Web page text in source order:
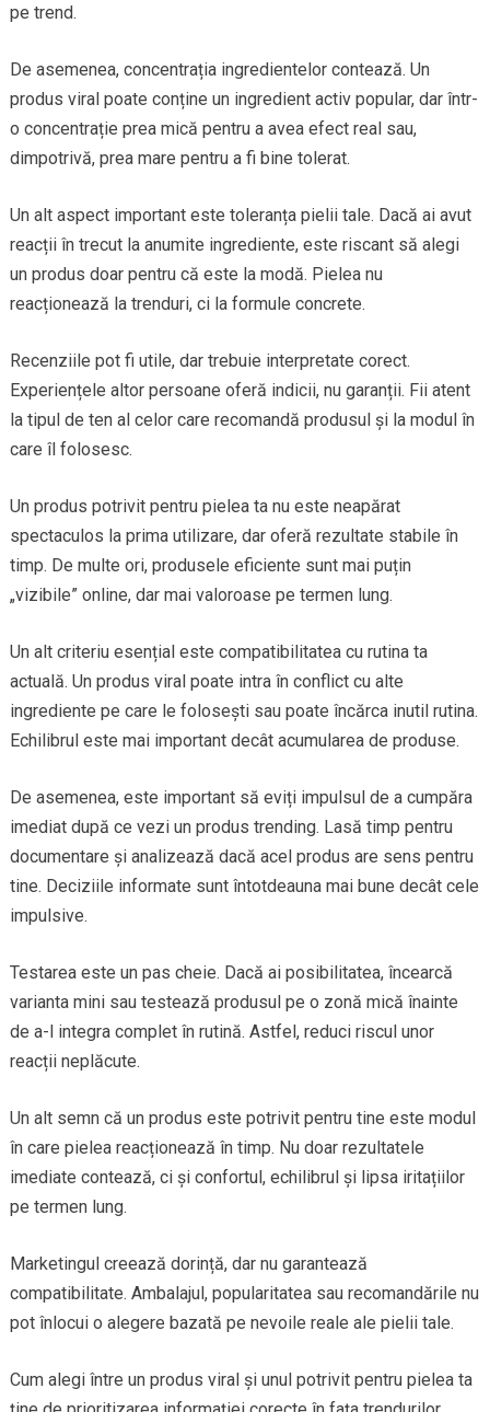
pe trend.
De asemenea, concentrația ingredientelor contează. Un
produs viral poate conține un ingredient activ popular, dar într-
o concentrație prea mică pentru a avea efect real sau,
dimpotrivă, prea mare pentru a fi bine tolerat.
Un alt aspect important este toleranța pielii tale. Dacă ai avut
reacții în trecut la anumite ingrediente, este riscant să alegi
un produs doar pentru că este la modă. Pielea nu
reacționează la trenduri, ci la formule concrete.
Recenziile pot fi utile, dar trebuie interpretate corect.
Experiențele altor persoane oferă indicii, nu garanții. Fii atent
la tipul de ten al celor care recomandă produsul și la modul în
care îl folosesc.
Un produs potrivit pentru pielea ta nu este neapărat
spectaculos la prima utilizare, dar oferă rezultate stabile în
timp. De multe ori, produsele eficiente sunt mai puțin
„vizibile” online, dar mai valoroase pe termen lung.
Un alt criteriu esențial este compatibilitatea cu rutina ta
actuală. Un produs viral poate intra în conflict cu alte
ingrediente pe care le folosești sau poate încărca inutil rutina.
Echilibrul este mai important decât acumularea de produse.
De asemenea, este important să eviți impulsul de a cumpăra
imediat după ce vezi un produs trending. Lasă timp pentru
documentare și analizează dacă acel produs are sens pentru
tine. Deciziile informate sunt întotdeauna mai bune decât cele
impulsive.
Testarea este un pas cheie. Dacă ai posibilitatea, încearcă
varianta mini sau testează produsul pe o zonă mică înainte
de a-l integra complet în rutină. Astfel, reduci riscul unor
reacții neplăcute.
Un alt semn că un produs este potrivit pentru tine este modul
în care pielea reacționează în timp. Nu doar rezultatele
imediate contează, ci și confortul, echilibrul și lipsa iritațiilor
pe termen lung.
Marketingul creează dorință, dar nu garantează
compatibilitate. Ambalajul, popularitatea sau recomandările nu
pot înlocui o alegere bazată pe nevoile reale ale pielii tale.
Cum alegi între un produs viral și unul potrivit pentru pielea ta